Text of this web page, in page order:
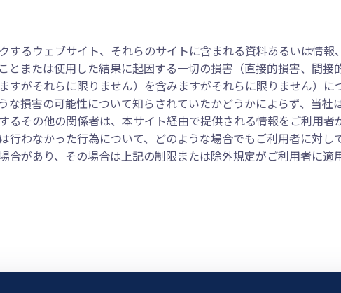
するウェブサイト、それらのサイトに含まれる資料あるいは情
とまたは使用した結果に起因する一切の損害（直接的損害、間
すがそれらに限りません）を含みますがそれらに限りません）
な損害の可能性について知らされていたかどうかによらず、当
るその他の関係者は、本サイト経由で提供される情報をご利用
行わなかった行為について、どのような場合でもご利用者に対
合があり、その場合は上記の制限または除外規定がご利用者に適